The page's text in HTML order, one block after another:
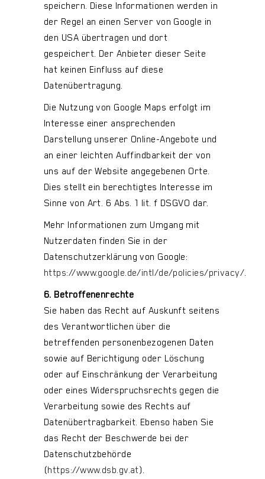
speichern. Diese Informationen werden in
der Regel an einen Server von Google in
den USA übertragen und dort
gespeichert. Der Anbieter dieser Seite
hat keinen Einfluss auf diese
Datenübertragung.
Die Nutzung von Google Maps erfolgt im
Interesse einer ansprechenden
Darstellung unserer Online-Angebote und
an einer leichten Auffindbarkeit der von
uns auf der Website angegebenen Orte.
Dies stellt ein berechtigtes Interesse im
Sinne von Art. 6 Abs. 1 lit. f DSGVO dar.
Mehr Informationen zum Umgang mit
Nutzerdaten finden Sie in der
Datenschutzerklärung von Google:
https://www.google.de/intl/de/policies/privacy/.
6. Betroffenenrechte
Sie haben das Recht auf Auskunft seitens
des Verantwortlichen über die
betreffenden personenbezogenen Daten
sowie auf Berichtigung oder Löschung
oder auf Einschränkung der Verarbeitung
oder eines Widerspruchsrechts gegen die
Verarbeitung sowie des Rechts auf
Datenübertragbarkeit. Ebenso haben Sie
das Recht der Beschwerde bei der
Datenschutzbehörde
(https://www.dsb.gv.at).